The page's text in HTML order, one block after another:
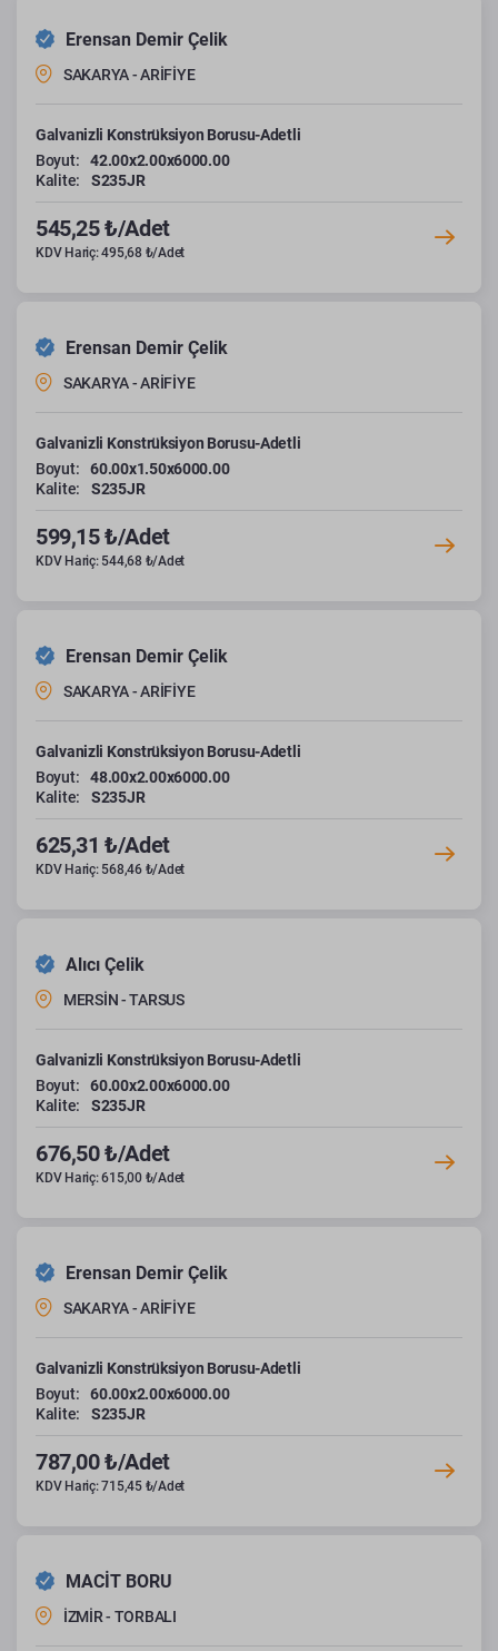
Erensan Demir Çelik
SAKARYA - ARİFİYE
Galvanizli Konstrüksiyon Borusu-Adetli
Boyut:
42.00x2.00x6000.00
Kalite:
S235JR
545,25 ₺/Adet
KDV Hariç: 495,68 ₺/Adet
Erensan Demir Çelik
SAKARYA - ARİFİYE
Galvanizli Konstrüksiyon Borusu-Adetli
Boyut:
60.00x1.50x6000.00
Kalite:
S235JR
599,15 ₺/Adet
KDV Hariç: 544,68 ₺/Adet
Erensan Demir Çelik
SAKARYA - ARİFİYE
Galvanizli Konstrüksiyon Borusu-Adetli
Boyut:
48.00x2.00x6000.00
Kalite:
S235JR
625,31 ₺/Adet
KDV Hariç: 568,46 ₺/Adet
Alıcı Çelik
MERSİN - TARSUS
Galvanizli Konstrüksiyon Borusu-Adetli
Boyut:
60.00x2.00x6000.00
Kalite:
S235JR
676,50 ₺/Adet
KDV Hariç: 615,00 ₺/Adet
Erensan Demir Çelik
SAKARYA - ARİFİYE
Galvanizli Konstrüksiyon Borusu-Adetli
Boyut:
60.00x2.00x6000.00
Kalite:
S235JR
787,00 ₺/Adet
KDV Hariç: 715,45 ₺/Adet
MACİT BORU
İZMİR - TORBALI